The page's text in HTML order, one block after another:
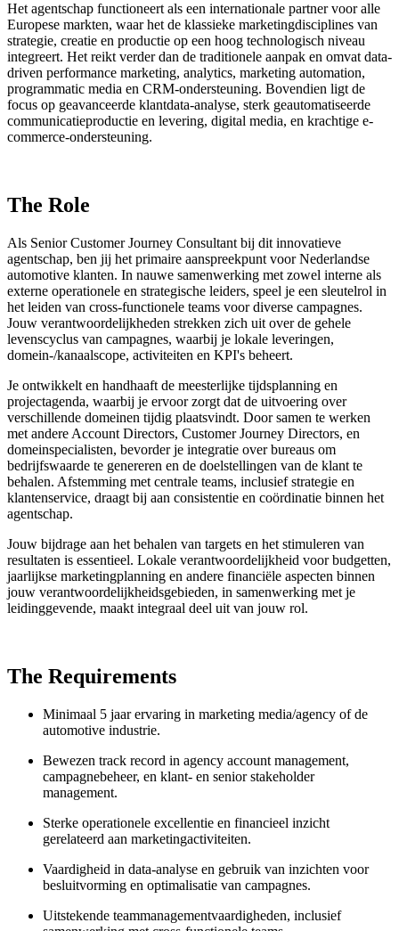
Het agentschap functioneert als een internationale partner voor alle
Europese markten, waar het de klassieke marketingdisciplines van
strategie, creatie en productie op een hoog technologisch niveau
integreert. Het reikt verder dan de traditionele aanpak en omvat data-
driven performance marketing, analytics, marketing automation,
programmatic media en CRM-ondersteuning. Bovendien ligt de
focus op geavanceerde klantdata-analyse, sterk geautomatiseerde
communicatieproductie en levering, digital media, en krachtige e-
commerce-ondersteuning.
The Role
Als Senior Customer Journey Consultant bij dit innovatieve
agentschap, ben jij het primaire aanspreekpunt voor Nederlandse
automotive klanten. In nauwe samenwerking met zowel interne als
externe operationele en strategische leiders, speel je een sleutelrol in
het leiden van cross-functionele teams voor diverse campagnes.
Jouw verantwoordelijkheden strekken zich uit over de gehele
levenscyclus van campagnes, waarbij je lokale leveringen,
domein-/kanaalscope, activiteiten en KPI's beheert.
Je ontwikkelt en handhaaft de meesterlijke tijdsplanning en
projectagenda, waarbij je ervoor zorgt dat de uitvoering over
verschillende domeinen tijdig plaatsvindt. Door samen te werken
met andere Account Directors, Customer Journey Directors, en
domeinspecialisten, bevorder je integratie over bureaus om
bedrijfswaarde te genereren en de doelstellingen van de klant te
behalen. Afstemming met centrale teams, inclusief strategie en
klantenservice, draagt bij aan consistentie en coördinatie binnen het
agentschap.
Jouw bijdrage aan het behalen van targets en het stimuleren van
resultaten is essentieel. Lokale verantwoordelijkheid voor budgetten,
jaarlijkse marketingplanning en andere financiële aspecten binnen
jouw verantwoordelijkheidsgebieden, in samenwerking met je
leidinggevende, maakt integraal deel uit van jouw rol.
The Requirements
Minimaal 5 jaar ervaring in marketing media/agency of de
automotive industrie.
Bewezen track record in agency account management,
campagnebeheer, en klant- en senior stakeholder
management.
Sterke operationele excellentie en financieel inzicht
gerelateerd aan marketingactiviteiten.
Vaardigheid in data-analyse en gebruik van inzichten voor
besluitvorming en optimalisatie van campagnes.
Uitstekende teammanagementvaardigheden, inclusief